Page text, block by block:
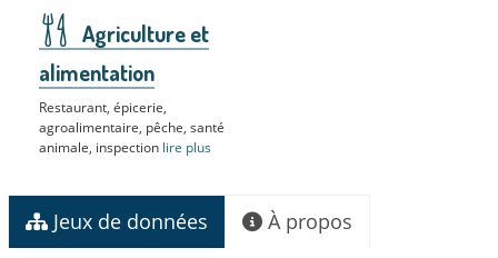
Agriculture et
alimentation
Restaurant, épicerie,
agroalimentaire, pêche, santé
animale, inspection lire plus
Jeux de données À propos